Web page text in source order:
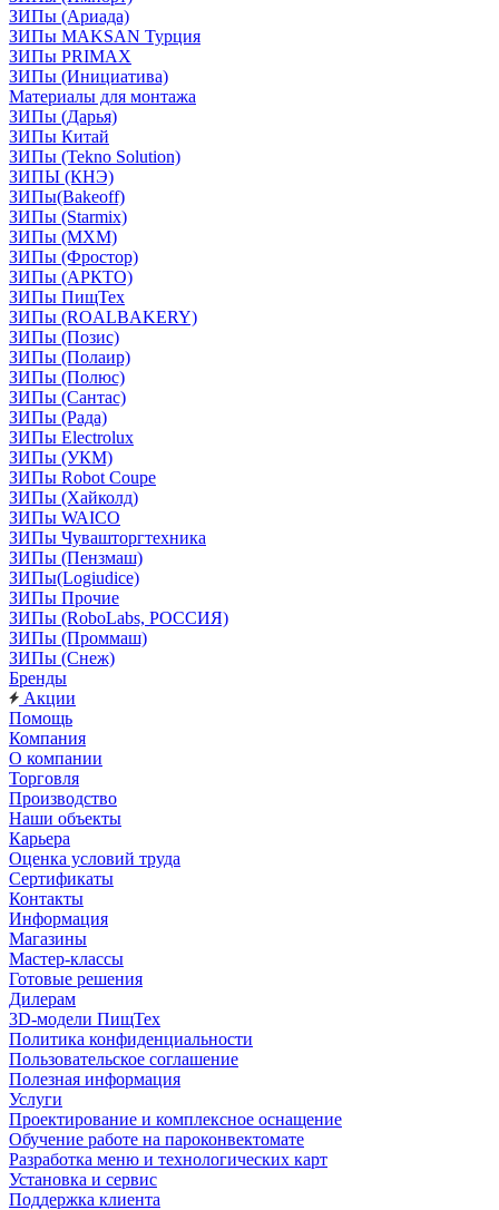
ЗИПы (Ариада)
ЗИПы MAKSAN Турция
ЗИПы PRIMAX
ЗИПы (Инициатива)
Материалы для монтажа
ЗИПы (Дарья)
ЗИПы Китай
ЗИПы (Tekno Solution)
ЗИПЫ (КНЭ)
ЗИПы(Bakeoff)
ЗИПы (Starmix)
ЗИПы (МХМ)
ЗИПы (Фростор)
ЗИПы (АРКТО)
ЗИПы ПищТех
ЗИПы (ROALBAKERY)
ЗИПы (Позис)
ЗИПы (Полаир)
ЗИПы (Полюс)
ЗИПы (Сантас)
ЗИПы (Рада)
ЗИПы Electrolux
ЗИПы (УКМ)
ЗИПы Robot Coupe
ЗИПы (Хайколд)
ЗИПы WAICO
ЗИПы Чувашторгтехника
ЗИПы (Пензмаш)
ЗИПы(Logiudice)
ЗИПы Прочие
ЗИПы (RoboLabs, РОССИЯ)
ЗИПы (Проммаш)
ЗИПы (Снеж)
Бренды
Акции
Помощь
Компания
О компании
Торговля
Производство
Наши объекты
Карьера
Оценка условий труда
Сертификаты
Контакты
Информация
Магазины
Мастер-классы
Готовые решения
Дилерам
3D-модели ПищТех
Политика конфиденциальности
Пользовательское соглашение
Полезная информация
Услуги
Проектирование и комплексное оснащение
Обучение работе на пароконвектомате
Разработка меню и технологических карт
Установка и сервис
Поддержка клиента